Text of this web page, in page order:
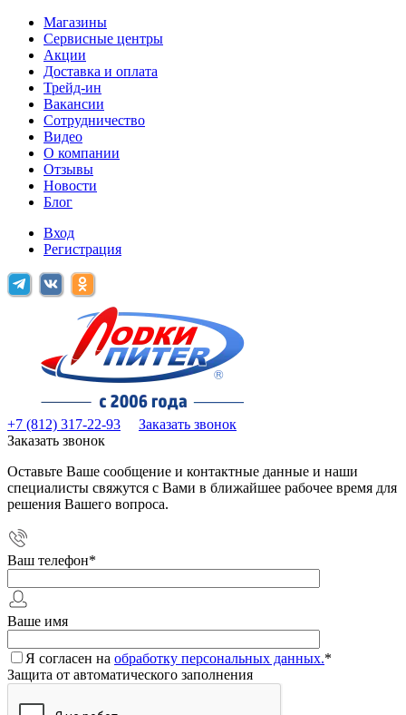
Магазины
Сервисные центры
Акции
Доставка и оплата
Трейд-ин
Вакансии
Сотрудничество
Видео
О компании
Отзывы
Новости
Блог
Вход
Регистрация
+7 (812) 317-22-93
Заказать звонок
Заказать звонок
Оставьте Ваше сообщение и контактные данные и наши
специалисты свяжутся с Вами в ближайшее рабочее время для
решения Вашего вопроса.
Ваш телефон*
Ваше имя
Я согласен на обработку персональных данных.*
Защита от автоматического заполнения